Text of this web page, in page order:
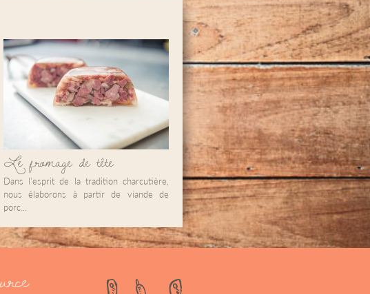
Le fromage de tête
Dans l’esprit de la tradition charcutière,
nous élaborons à partir de viande de
porc...